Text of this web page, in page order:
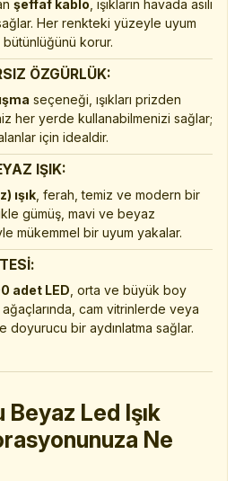
şeffaf kablo , ışıkların havada asılı
Her renkteki yüzeyle uyum
korur.
ÖZGÜRLÜK:
seçeneği, ışıkları prizden
her yerde kullanabilmenizi sağlar;
için idealdir.
IŞIK:
ışık , ferah, temiz ve modern bir
gümüş, mavi ve beyaz
mükemmel bir uyum yakalar.
adet LED , orta ve büyük boy
ağaçlarında, cam vitrinlerde veya
bir aydınlatma sağlar.
Led Işık
Ne